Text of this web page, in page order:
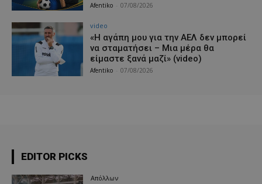
Afentiko 07/08/2026
video
«Η αγάπη μου για την ΑΕΛ δεν μπορεί
να σταματήσει – Μια μέρα θα
είμαστε ξανά μαζί» (video)
Afentiko 07/08/2026
EDITOR PICKS
Απόλλων